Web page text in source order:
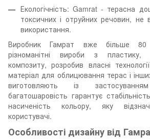
Екологічність: Gamrat - терасна
токсичних і отруйних речовин, не
використання.
Виробник Гамрат вже більше 80
різноманітні вироби з пластику,
композиту, розробив власні
матеріал для облицювання терас і
виготовляють із
багатошаровість гарантує
насиченість кольору, яку
користувачі.
Особливості дизайну від